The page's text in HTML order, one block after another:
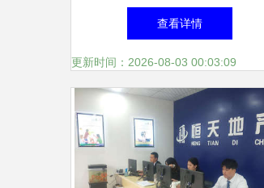
国女生的八大出采必备新兴
业方式排序扫偏差。)
查看详情
更新时间：2026-08-03 00:03:09